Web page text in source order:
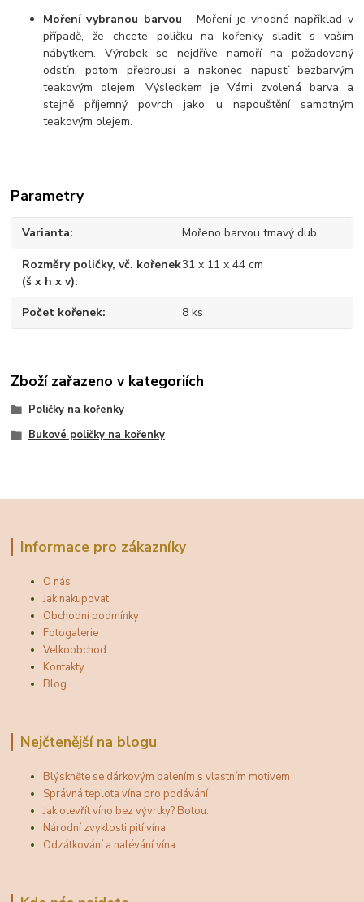
Moření vybranou barvou - Moření je vhodné například v
případě, že chcete poličku na kořenky sladit s vaším
nábytkem. Výrobek se nejdříve namoří na požadovaný
odstín, potom přebrousí a nakonec napustí bezbarvým
teakovým olejem. Výsledkem je Vámi zvolená barva a
stejně příjemný povrch jako u napouštění samotným
teakovým olejem.
Parametry
Varianta Mořeno barvou tmavý dub
Rozměry poličky, vč. kořenek
(š x h x v)
31 x 11 x 44 cm
Počet kořenek 8 ks
Zboží zařazeno v kategoriích
Poličky na kořenky
Bukové poličky na kořenky
Informace pro zákazníky
O nás
Jak nakupovat
Obchodní podmínky
Fotogalerie
Velkoobchod
Kontakty
Blog
Nejčtenější na blogu
Blýskněte se dárkovým balením s vlastním motivem
Správná teplota vína pro podávání
Jak otevřít víno bez vývrtky? Botou.
Národní zvyklosti pití vína
Odzátkování a nalévání vína